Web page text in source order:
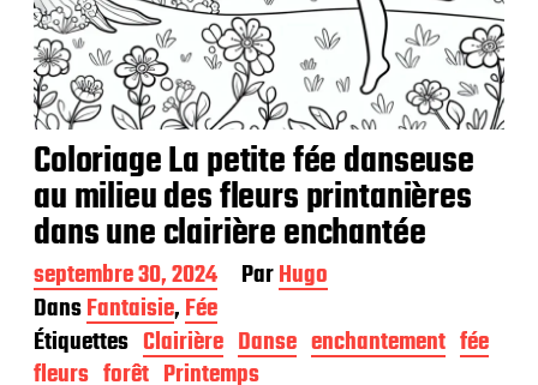
Coloriage La petite fée danseuse
au milieu des fleurs printanières
dans une clairière enchantée
D
a
t
e
d
septembre 30, 2024 ParHugo
DansFantaisie,Fée
Étiquettes Clairière Danse enchantement fée
fleurs forêt Printemps